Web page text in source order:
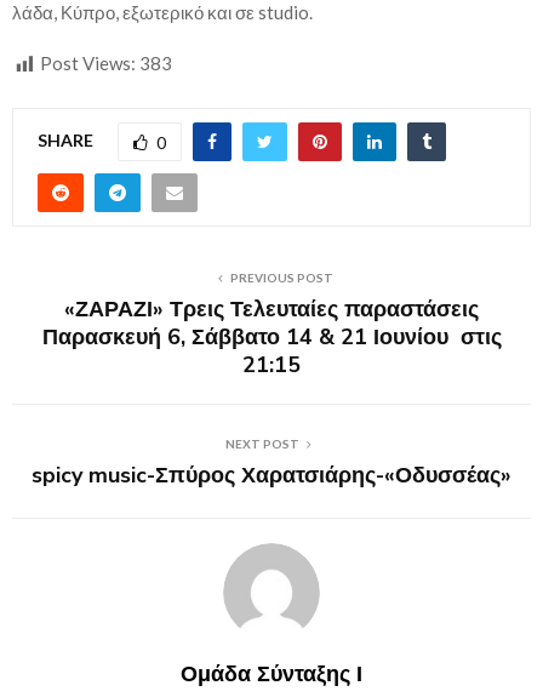
λάδα, Κύπρο, εξωτερικό και σε studio.
Post Views: 383
SHARE 0
PREVIOUS POST
«ΖΑΡΑΖΙ» Τρεις Τελευταίες παραστάσεις
Παρασκευή 6, Σάββατο 14 & 21 Ιουνίου στις
21:15
NEXT POST
spicy music-Σπύρος Χαρατσιάρης-«Οδυσσέας»
Ομάδα Σύνταξης Ι